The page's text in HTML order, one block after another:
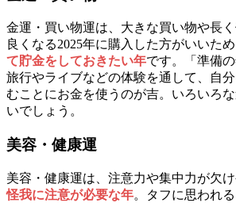
金運・買い物運は、大きな買い物や長
良くなる2025年に購入した方がいいため
て貯金をしておきたい年です。「準備
旅行やライブなどの体験を通して、自
むことにお金を使うのが吉。いろいろ
いでしょう。
美容・健康運
美容・健康運は、注意力や集中力が欠け
怪我に注意が必要な年。タフに思われ